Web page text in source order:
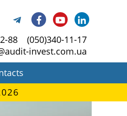
88
(050)340-11-17
invest.com.ua